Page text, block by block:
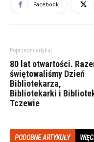
Facebook
Poprzedni artykuł
80 lat otwartości.
świętowaliśmy Dzień
Bibliotekarza,
Bibliotekarki i
Tczewie
PODOBNE ARTYKUŁY